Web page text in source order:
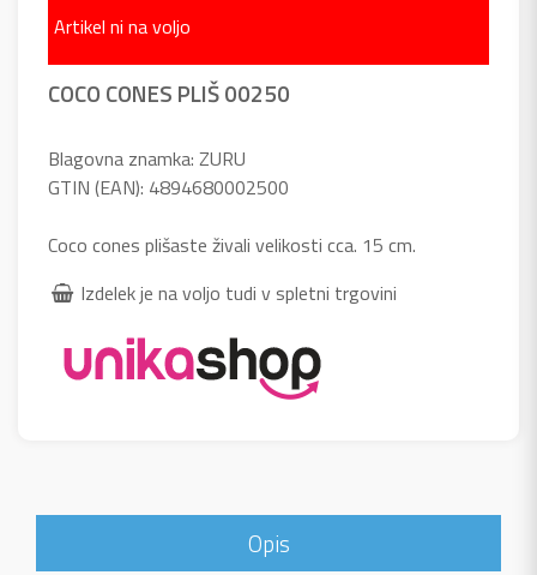
Artikel ni na voljo
COCO CONES PLIŠ 00250
Blagovna znamka: ZURU
GTIN (EAN): 4894680002500
Coco cones plišaste živali velikosti cca. 15 cm.
Izdelek je na voljo tudi v spletni trgovini
Opis